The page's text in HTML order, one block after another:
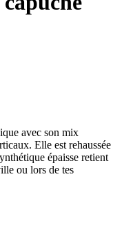
avec son mix
Elle est rehaussée
épaisse retient
ou lors de tes